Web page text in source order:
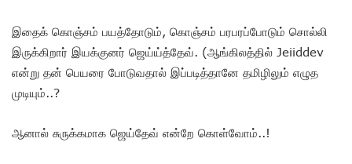
இதைக் கொஞ்சம் பயத்தோடும், கொஞ்சம் பரபரப்போடும் சொல்லி
இருக்கிறார் இயக்குனர் ஜெய்ய்த்தேவ். (ஆங்கிலத்தில் Jeiiddev
என்று தன் பெயரை போடுவதால் இப்படித்தானே தமிழிலும் எழுத
முடியும்..?
ஆனால் சுருக்கமாக ஜெய்தேவ் என்றே கொள்வோம்..!